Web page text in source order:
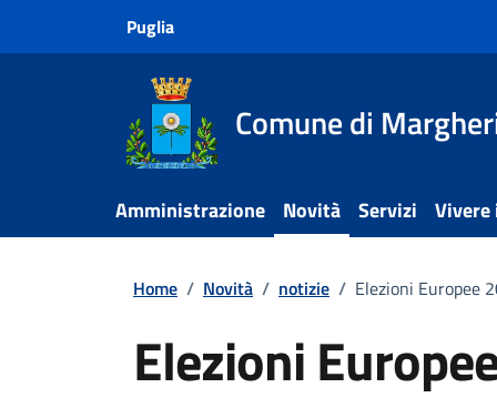
Puglia
Comune di
Amministrazione Novità Servizi Vivere
Home / Novità / notizie / Elezioni Europee
Elezioni